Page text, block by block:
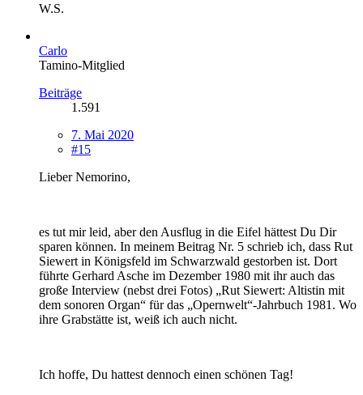
W.S.
Carlo
Tamino-Mitglied
Beiträge
1.591
7. Mai 2020
#15
Lieber Nemorino,
es tut mir leid, aber den Ausflug in die Eifel hättest Du Dir
sparen können. In meinem Beitrag Nr. 5 schrieb ich, dass Rut
Siewert in Königsfeld im Schwarzwald gestorben ist. Dort
führte Gerhard Asche im Dezember 1980 mit ihr auch das
große Interview (nebst drei Fotos) „Rut Siewert: Altistin mit
dem sonoren Organ“ für das „Opernwelt“-Jahrbuch 1981. Wo
ihre Grabstätte ist, weiß ich auch nicht.
Ich hoffe, Du hattest dennoch einen schönen Tag!